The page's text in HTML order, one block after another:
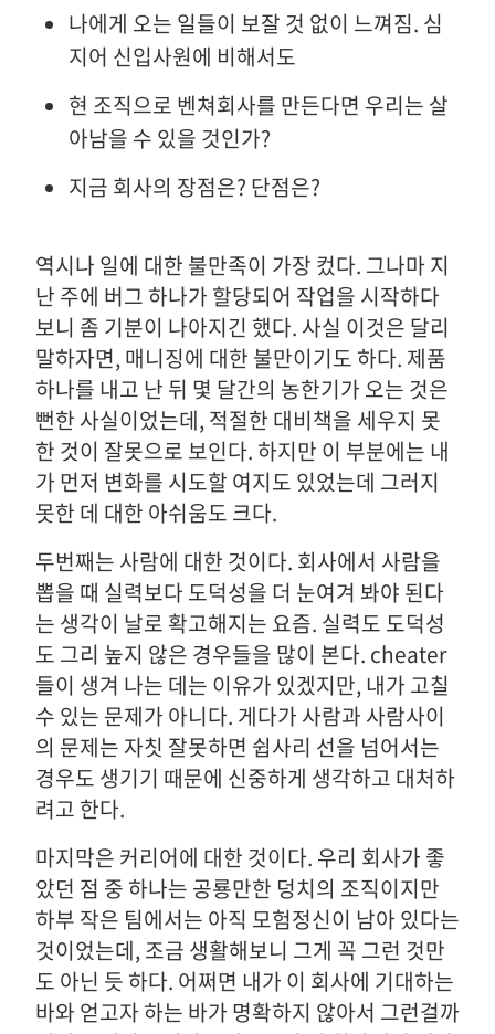
나에게 오는 일들이 보잘 것 없이 느껴짐. 심
지어 신입사원에 비해서도
현 조직으로 벤쳐회사를 만든다면 우리는 살
아남을 수 있을 것인가?
지금 회사의 장점은? 단점은?
역시나 일에 대한 불만족이 가장 컸다. 그나마 지
난 주에 버그 하나가 할당되어 작업을 시작하다
보니 좀 기분이 나아지긴 했다. 사실 이것은 달리
말하자면, 매니징에 대한 불만이기도 하다. 제품
하나를 내고 난 뒤 몇 달간의 농한기가 오는 것은
뻔한 사실이었는데, 적절한 대비책을 세우지 못
한 것이 잘못으로 보인다. 하지만 이 부분에는 내
가 먼저 변화를 시도할 여지도 있었는데 그러지
못한 데 대한 아쉬움도 크다.
두번째는 사람에 대한 것이다. 회사에서 사람을
뽑을 때 실력보다 도덕성을 더 눈여겨 봐야 된다
는 생각이 날로 확고해지는 요즘. 실력도 도덕성
도 그리 높지 않은 경우들을 많이 본다. cheater
들이 생겨 나는 데는 이유가 있겠지만, 내가 고칠
수 있는 문제가 아니다. 게다가 사람과 사람사이
의 문제는 자칫 잘못하면 쉽사리 선을 넘어서는
경우도 생기기 때문에 신중하게 생각하고 대처하
려고 한다.
마지막은 커리어에 대한 것이다. 우리 회사가 좋
았던 점 중 하나는 공룡만한 덩치의 조직이지만
하부 작은 팀에서는 아직 모험정신이 남아 있다는
것이었는데, 조금 생활해보니 그게 꼭 그런 것만
도 아닌 듯 하다. 어쩌면 내가 이 회사에 기대하는
바와 얻고자 하는 바가 명확하지 않아서 그런걸까